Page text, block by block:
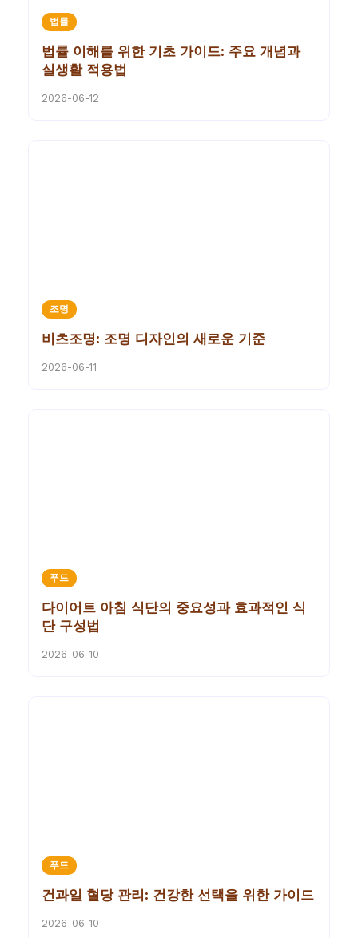
법률
법률 이해를 위한 기초 가이드: 주요 개념과
실생활 적용법
2026-06-12
조명
비츠조명: 조명 디자인의 새로운 기준
2026-06-11
푸드
다이어트 아침 식단의 중요성과 효과적인 식
단 구성법
2026-06-10
푸드
건과일 혈당 관리: 건강한 선택을 위한 가이드
2026-06-10